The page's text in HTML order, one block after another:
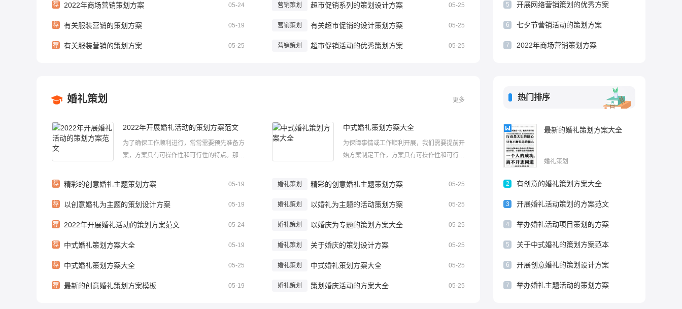
荐 2022年商场营销策划方案 05-24
荐 有关服装营销的策划方案 05-19
荐 有关服装营销的策划方案 05-25
营销策划 超市促销系列的策划设计方案 05-25
营销策划 有关超市促销的设计策划方案 05-25
营销策划 超市促销活动的优秀策划方案 05-25
5 开展网络营销策划的优秀方案
6 七夕节营销活动的策划方案
7 2022年商场营销策划方案
婚礼策划 更多
2022年开展婚礼活动的策划方案范文
为了确保工作顺利进行，常常需要预先准备方
案，方案具有可操作性和可行性的特点。那么
了2022年开展婚礼活动的策划方案范文，希望
文1婚礼主题：时尚、浪漫、带有...
荐 精彩的创意婚礼主题策划方案 05-19
荐 以创意婚礼为主题的策划设计方案 05-19
荐 2022年开展婚礼活动的策划方案范文 05-24
荐 中式婚礼策划方案大全 05-19
荐 中式婚礼策划方案大全 05-25
荐 最新的创意婚礼策划方案模板 05-19
中式婚礼策划方案大全
为保障事情或工作顺利开展，我们需要提前开
始方案制定工作，方案具有可操作性和可行性
家整理了中式婚礼策划方案大全，希望大家喜
着经济社会的快速发展人们生活水平的逐...
婚礼策划 精彩的创意婚礼主题策划方案 05-25
婚礼策划 以婚礼为主题的活动策划方案 05-25
婚礼策划 以婚庆为专题的策划方案大全 05-25
婚礼策划 关于婚庆的策划设计方案 05-25
婚礼策划 中式婚礼策划方案大全 05-25
婚礼策划 策划婚庆活动的方案大全 05-25
热门排序
最新的婚礼策划方案大全
婚礼策划
2 有创意的婚礼策划方案大全
3 开展婚礼活动策划的方案范文
4 举办婚礼活动项目策划的方案
5 关于中式婚礼的策划方案范本
6 开展创意婚礼的策划设计方案
7 举办婚礼主题活动的策划方案